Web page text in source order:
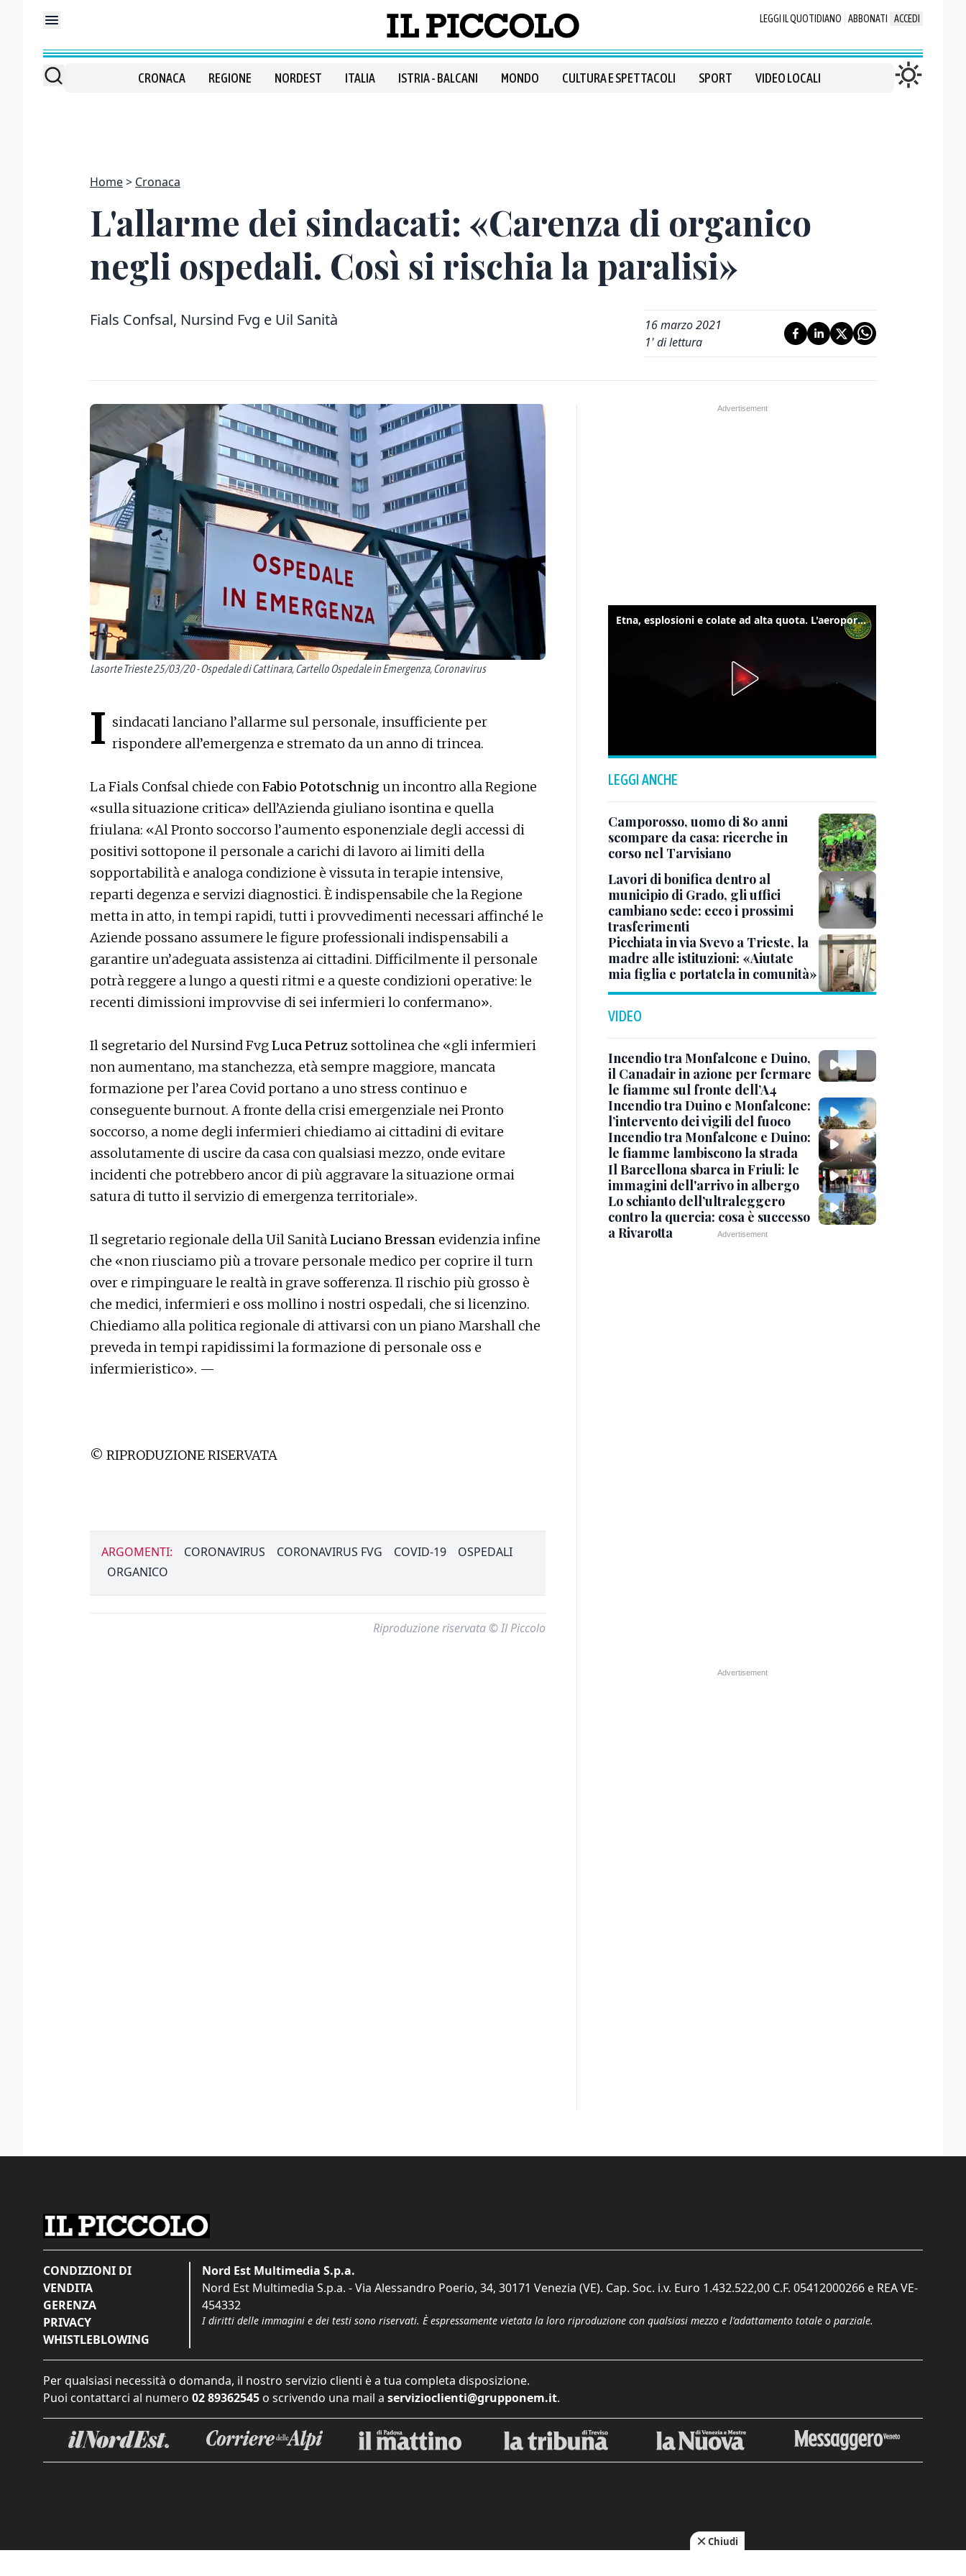
LEGGI IL QUOTIDIANO ABBONATI ACCEDI
CRONACA REGIONE NORDEST ITALIA ISTRIA - BALCANI MONDO CULTURA E SPETTACOLI SPORT VIDEO LOCALI
Home Cronaca
L'allarme dei sindacati: «Carenza di organico
negli ospedali. Così si rischia la paralisi»
Fials Confsal, Nursind Fvg e Uil Sanità
16 marzo 2021
1' di lettura
Lasorte Trieste 25/03/20 - Ospedale di Cattinara, Cartello Ospedale in Emergenza, Coronavirus
I sindacati lanciano l’allarme sul personale, insufficiente per
rispondere all’emergenza e stremato da un anno di trincea.
La Fials Confsal chiede conFabio Pototschnig un incontro alla Regione
«sulla situazione critica» dell’Azienda giuliano isontina e quella
friulana: «Al Pronto soccorso l’aumento esponenziale degli accessi di
positivi sottopone il personale a carichi di lavoro ai limiti della
sopportabilità e analoga condizione è vissuta in terapie intensive,
reparti degenza e servizi diagnostici. È indispensabile che la Regione
metta in atto, in tempi rapidi, tutti i provvedimenti necessari affinché le
Aziende possano assumere le figure professionali indispensabili a
garantire un’adeguata assistenza ai cittadini. Difficilmente il personale
potrà reggere a lungo a questi ritmi e a queste condizioni operative: le
recenti dimissioni improvvise di sei infermieri lo confermano».
Il segretario del Nursind FvgLuca Petruz sottolinea che «gli infermieri
non aumentano, ma stanchezza, età sempre maggiore, mancata
formazione per l’area Covid portano a uno stress continuo e
conseguente burnout. A fronte della crisi emergenziale nei Pronto
soccorso, a nome degli infermieri chiediamo ai cittadini di evitare
assolutamente di uscire da casa con qualsiasi mezzo, onde evitare
incidenti che potrebbero ancor di più aggravare la situazione ormai
satura di tutto il servizio di emergenza territoriale».
Il segretario regionale della Uil SanitàLuciano Bressan evidenzia infine
che «non riusciamo più a trovare personale medico per coprire il turn
over e rimpinguare le realtà in grave sofferenza. Il rischio più grosso è
che medici, infermieri e oss mollino i nostri ospedali, che si licenzino.
Chiediamo alla politica regionale di attivarsi con un piano Marshall che
preveda in tempi rapidissimi la formazione di personale oss e
infermieristico». —
© RIPRODUZIONE RISERVATA
ARGOMENTI: CORONAVIRUS CORONAVIRUS FVG COVID-19
OSPEDALI
ORGANICO
Riproduzione riservata © Il Piccolo
Etna, esplosioni e colate ad alta quota. L'aeroporto di Catania verso la normalità
LEGGI ANCHE
Camporosso, uomo di 80 anni
scompare da casa: ricerche in
corso nel Tarvisiano
Lavori di bonifica dentro al
municipio di Grado, gli uffici
cambiano sede: ecco i prossimi
trasferimenti
Picchiata in via Svevo a Trieste, la
madre alle istituzioni: «Aiutate
mia figlia e portatela in comunità»
VIDEO
Incendio tra Monfalcone e Duino,
il Canadair in azione per fermare
le fiamme sul fronte dell’A4
Incendio tra Duino e Monfalcone:
l’intervento dei vigili del fuoco
Incendio tra Monfalcone e Duino:
le fiamme lambiscono la strada
Il Barcellona sbarca in Friuli: le
immagini dell'arrivo in albergo
Lo schianto dell’ultraleggero
contro la quercia: cosa è successo
a Rivarotta
CONDIZIONI DI
VENDITA
GERENZA
PRIVACY
WHISTLEBLOWING
Nord Est Multimedia S.p.a.
Nord Est Multimedia S.p.a. - Via Alessandro Poerio, 34, 30171 Venezia (VE). Cap. Soc. i.v. Euro 1.432.522,00 C.F. 05412000266 e REA VE-
454332
I diritti delle immagini e dei testi sono riservati. È espressamente vietata la loro riproduzione con qualsiasi mezzo e l'adattamento totale o parziale.
Per qualsiasi necessità o domanda, il nostro servizio clienti è a tua completa disposizione.
Puoi contattarci al numero 02 89362545 o scrivendo una mail a servizioclienti@grupponem.it.
Chiudi